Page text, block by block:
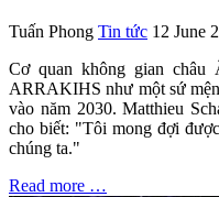
Tuấn Phong Tin tức 12 June
Cơ quan không gian châu
ARRAKIHS như một sứ
vào năm 2030. Matthieu
cho biết: "Tôi mong đợi
chúng ta."
Read more …